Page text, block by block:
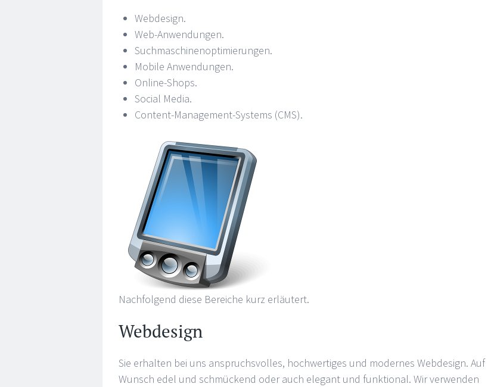
Webdesign.
Web-Anwendungen.
Suchmaschinenoptimierungen.
Mobile Anwendungen.
Online-Shops.
Social Media.
Content-Management-Systems (CMS).
Nachfolgend diese Bereiche kurz erläutert.
Webdesign
Sie erhalten bei uns anspruchsvolles, hochwertiges und modernes Webdesign. Auf
Wunsch edel und schmückend oder auch elegant und funktional. Wir verwenden